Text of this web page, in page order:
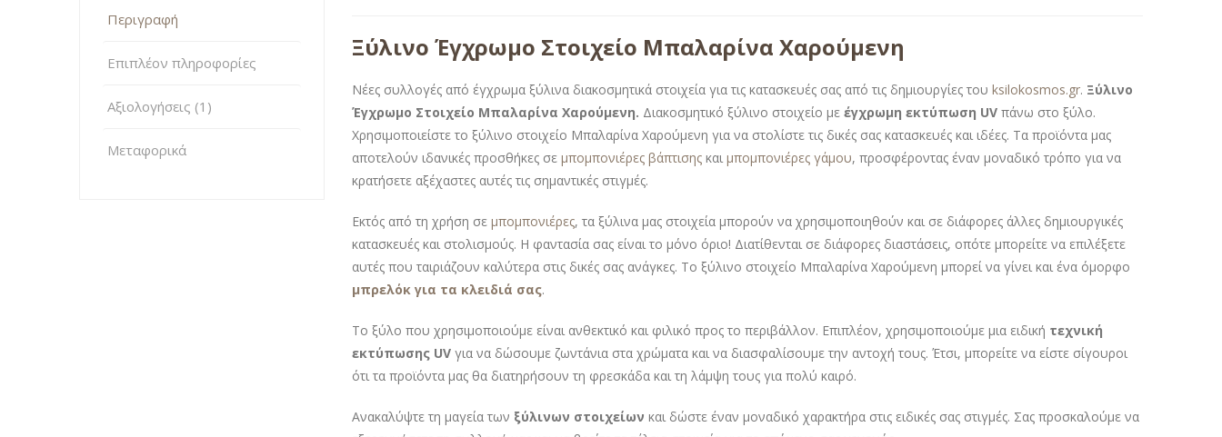
Περιγραφή
Επιπλέον πληροφορίες
Αξιολογήσεις (1)
Μεταφορικά
Ξύλινο Έγχρωμο Στοιχείο Μπαλαρίνα Χαρούμενη
Νέες συλλογές από έγχρωμα ξύλινα διακοσμητικά στοιχεία για τις κατασκευές σας από τις δημιουργίες του ksilokosmos.gr. Ξύλινο
Έγχρωμο Στοιχείο Μπαλαρίνα Χαρούμενη. Διακοσμητικό ξύλινο στοιχείο με έγχρωμη εκτύπωση UV πάνω στο ξύλο.
Χρησιμοποιείστε το ξύλινο στοιχείο Μπαλαρίνα Χαρούμενη για να στολίστε τις δικές σας κατασκευές και ιδέες. Τα προϊόντα μας
αποτελούν ιδανικές προσθήκες σε μπομπονιέρες βάπτισης και μπομπονιέρες γάμου, προσφέροντας έναν μοναδικό τρόπο για να
κρατήσετε αξέχαστες αυτές τις σημαντικές στιγμές.
Εκτός από τη χρήση σε μπομπονιέρες, τα ξύλινα μας στοιχεία μπορούν να χρησιμοποιηθούν και σε διάφορες άλλες δημιουργικές
κατασκευές και στολισμούς. Η φαντασία σας είναι το μόνο όριο! Διατίθενται σε διάφορες διαστάσεις, οπότε μπορείτε να επιλέξετε
αυτές που ταιριάζουν καλύτερα στις δικές σας ανάγκες. Το ξύλινο στοιχείο Μπαλαρίνα Χαρούμενη μπορεί να γίνει και ένα όμορφο
μπρελόκ για τα κλειδιά σας.
Το ξύλο που χρησιμοποιούμε είναι ανθεκτικό και φιλικό προς το περιβάλλον. Επιπλέον, χρησιμοποιούμε μια ειδική τεχνική
εκτύπωσης UV για να δώσουμε ζωντάνια στα χρώματα και να διασφαλίσουμε την αντοχή τους. Έτσι, μπορείτε να είστε σίγουροι
ότι τα προϊόντα μας θα διατηρήσουν τη φρεσκάδα και τη λάμψη τους για πολύ καιρό.
Ανακαλύψτε τη μαγεία των ξύλινων στοιχείων και δώστε έναν μοναδικό χαρακτήρα στις ειδικές σας στιγμές. Σας προσκαλούμε να